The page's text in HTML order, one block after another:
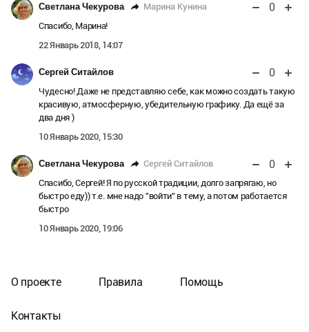
Светлана Чекурова Марина Кунина 0
Спасибо, Марина!
22 Январь 2018, 14:07
Сергей Ситайлов 0
Чудесно! Даже не представляю себе, как можно создать такую
красивую, атмосферную, убедительную графику. Да ещё за
два дня )
10 Январь 2020, 15:30
Светлана Чекурова Сергей Ситайлов 0
Спасибо, Сергей! Я по русской традиции, долго запрягаю, но
быстро еду)) т.е. мне надо "войти" в тему, а потом работается
быстро
10 Январь 2020, 19:06
О проекте Правила Помощь
Контакты